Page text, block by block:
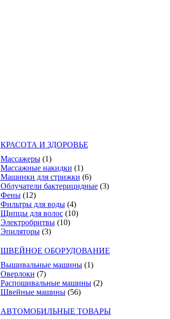
КРАСОТА И ЗДОРОВЬЕ
Массажеры (1)
Массажные накидки (1)
Машинки для стрижки (6)
Облучатели бактерицидные (3)
Фены (12)
Фильтры для воды (4)
Щипцы для волос (10)
Электробритвы (10)
Эпиляторы (3)
ШВЕЙНОЕ ОБОРУДОВАНИЕ
Вышивальные машины (1)
Оверлоки (7)
Распошивальные машины (2)
Швейные машины (56)
АВТОМОБИЛЬНЫЕ ТОВАРЫ